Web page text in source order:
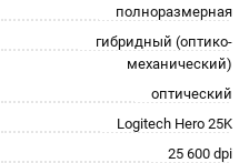
полноразмерная
гибридный (оптико-
механический)
оптический
Logitech Hero 25K
25 600 dpi